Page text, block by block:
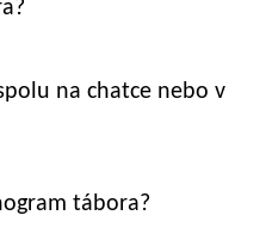
na chatce nebo v
tábora?